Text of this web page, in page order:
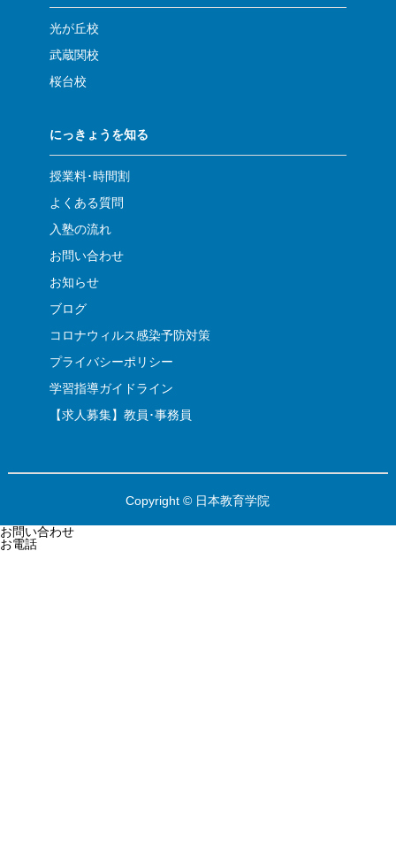
光が丘校
武蔵関校
桜台校
にっきょうを知る
授業料･時間割
よくある質問
入塾の流れ
お問い合わせ
お知らせ
ブログ
コロナウィルス感染予防対策
プライバシーポリシー
学習指導ガイドライン
【求人募集】教員･事務員
Copyright © 日本教育学院
お問い合わせ
お電話